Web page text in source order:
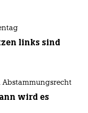
links sind
wird es